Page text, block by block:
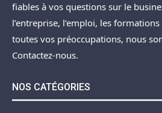
fiables à vos questions sur le
l’entreprise, l’emploi, les
toutes vos préoccupations, nous
Contactez-nous.
NOS CATÉGORIES